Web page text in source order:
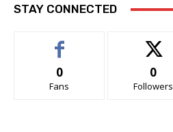
STAY CONNECTED
0
Fans
0
Followers